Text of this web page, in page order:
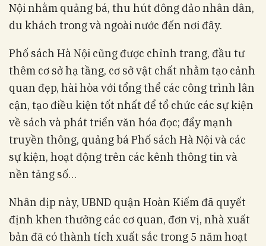
Nội nhằm quảng bá, thu hút đông đảo nhân dân,
du khách trong và ngoài nước đến nơi đây.
Phố sách Hà Nội cũng được chỉnh trang, đầu tư
thêm cơ sở hạ tầng, cơ sở vật chất nhằm tạo cảnh
quan đẹp, hài hòa với tổng thể các công trình lân
cận, tạo điều kiện tốt nhất để tổ chức các sự kiện
về sách và phát triển văn hóa đọc; đẩy mạnh
truyền thông, quảng bá Phố sách Hà Nội và các
sự kiện, hoạt động trên các kênh thông tin và
nền tảng số…
Nhân dịp này, UBND quận Hoàn Kiếm đã quyết
định khen thưởng các cơ quan, đơn vị, nhà xuất
bản đã có thành tích xuất sắc trong 5 năm hoạt